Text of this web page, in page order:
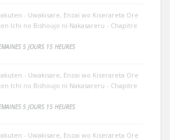
- Uwakisare, Enzai wo Kiserareta Ore
Ichi no Bishoujo ni Nakasareru - Chapitre
5 JOURS 15 HEURES
- Uwakisare, Enzai wo Kiserareta Ore
Ichi no Bishoujo ni Nakasareru - Chapitre
5 JOURS 15 HEURES
- Uwakisare, Enzai wo Kiserareta Ore